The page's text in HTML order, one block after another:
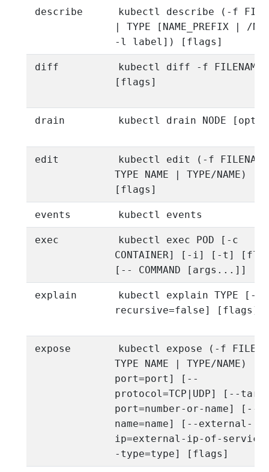
describe
kubectl describe (-f
| TYPE [NAME_PREFIX | /
-l label]) [flags]
diff
kubectl diff -f FILENAME
[flags]
drain kubectl drain NODE
edit
kubectl edit (-f
TYPE NAME | TYPE/NAME)
[flags]
events kubectl events
exec
kubectl exec POD [-c
CONTAINER] [-i] [-t]
[-- COMMAND [args...]]
explain
kubectl explain TYPE [--
recursive=false] [flags]
expose
kubectl expose (-f
TYPE NAME | TYPE/NAME)
port=port] [--
protocol=TCP|UDP] [--
port=number-or-name] [--
name=name] [--external-
ip=external-ip-of-
-type=type] [flags]